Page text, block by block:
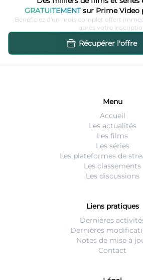
GRATUITEMENTsur Prime Video
Bénéficiez d'un mois complet offert
après votre
Récupérer l'offre
Menu
Accueil
Les actualités
Les films
Les séries
Les plateformes de
Les classements
Les discussions
Liens pratiques
Dernières
Dernières
Notes de mise à
Contact